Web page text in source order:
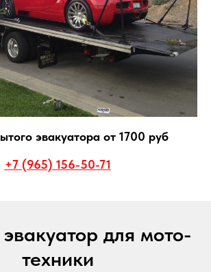
эвакуатора от 1700 руб
+7 (965) 156-50-71
для мото-
техники